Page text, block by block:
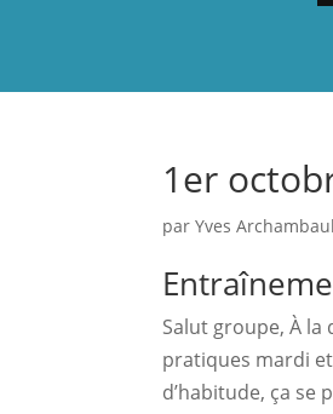
1er
parYves
Salut groupe, À la
pratiques mardi
d’habitude, ça se